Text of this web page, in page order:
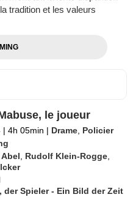
tradition et les valeurs
le joueur
| 4h 05min | Drame Policier
Rudolf Klein-Rogge
der Spieler - Ein Bild der Zeit